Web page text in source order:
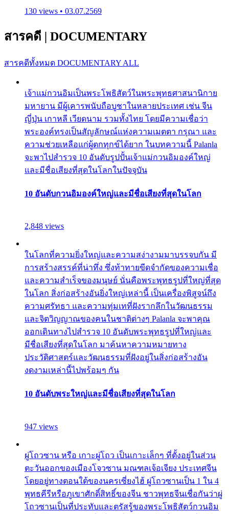
130 views • 03.07.2569
สารคดี | DOCUMENTARY
สารคดีทั้งหมด DOCUMENTARY ALL
เจ้าแม่กวนอิมเป็นพระโพธิสัตว์ในพระพุทธศาสนานิกาย
มหายาน มีผู้เคารพนับถือบูชาในหลายประเทศ เช่น จีน
ญี่ปุ่น เกาหลี เวียดนาม รวมทั้งไทย โดยมีความเชื่อว่า
พระองค์ทรงเป็นสัญลักษณ์แห่งความเมตตา กรุณา และ
ความช่วยเหลือแก่ผู้ตกทุกข์ได้ยาก ในบทความนี้ Palanla
จะพาไปสำรวจ 10 อันดับรูปปั้นเจ้าแม่กวนอิมองค์ใหญ่
และมีชื่อเสียงที่สุดในโลกในปัจจุบัน
10 อันดับกวนอิมองค์ใหญ่และมีชื่อเสียงที่สุดในโลก
2,848 views
ในโลกที่ความยิ่งใหญ่และความสง่างามมาบรรจบกัน มี
การสร้างสรรค์ที่น่าทึ่ง ซึ่งท้าทายขีดจำกัดของความเชื่อ
และความสำเร็จของมนุษย์ นั่นคือพระพุทธรูปที่ใหญ่ที่สุด
ในโลก สิ่งก่อสร้างอันยิ่งใหญ่เหล่านี้ เป็นเครื่องพิสูจน์ถึง
ความศรัทธา และความทุ่มเทที่ฝังรากลึกในวัฒนธรรม
และจิตวิญญาณของคนในชาติต่างๆ Palanla จะพาคุณ
ออกเดินทางไปสำรวจ 10 อันดับพระพุทธรูปที่ใหญ่และ
มีชื่อเสียงที่สุดในโลก มาค้นหาความหมายทาง
ประวัติศาสตร์และวัฒนธรรมที่ฝังอยู่ในสิ่งก่อสร้างอัน
งดงามเหล่านี้ไปพร้อมๆ กัน
10 อันดับพระใหญ่และมีชื่อเสียงที่สุดในโลก
947 views
ผู่โถวซาน หรือ เกาะผู่โถว เป็นเกาะเล็กๆ ที่ตั้งอยู่ในส่วน
ตะวันออกของเมืองโจวซาน มณฑลเจ้อเจียง ประเทศจีน
โดยอยู่ทางตอนใต้ของนครเซี่ยงไฮ้ ผู่โถวซานเป็น 1 ใน 4
พุทธคีรีหรือภูเขาศักดิ์สิทธิ์ของจีน ชาวพุทธจีนเชื่อกันว่าผู่
โถวซานเป็นที่ประทับและตรัสรู้ของพระโพธิสัตว์กวนอิม